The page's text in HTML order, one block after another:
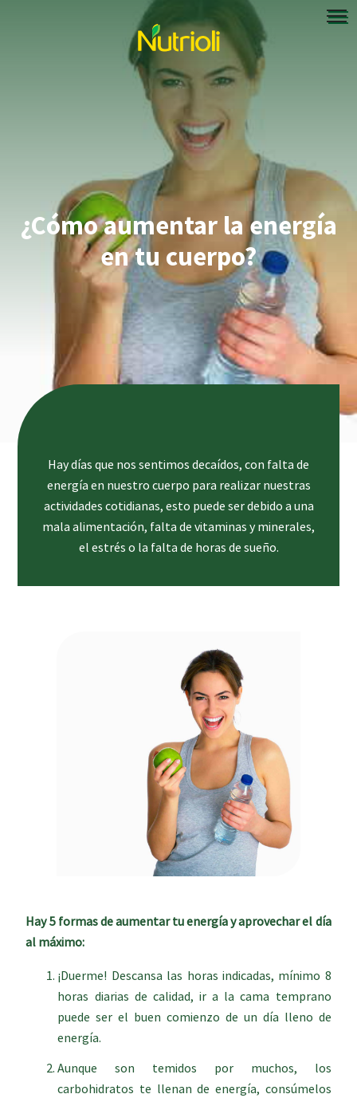
¿Cómo aumentar la energía
en tu cuerpo?
Hay días que nos sentimos decaídos, con falta de
energía en nuestro cuerpo para realizar nuestras
actividades cotidianas, esto puede ser debido a una
mala alimentación, falta de vitaminas y minerales,
el estrés o la falta de horas de sueño.
Hay 5 formas de aumentar tu energía y aprovechar el día
al máximo:
¡Duerme! Descansa las horas indicadas, mínimo 8
horas diarias de calidad, ir a la cama temprano
puede ser el buen comienzo de un día lleno de
energía.
Aunque son temidos por muchos, los
carbohidratos te llenan de energía, consúmelos